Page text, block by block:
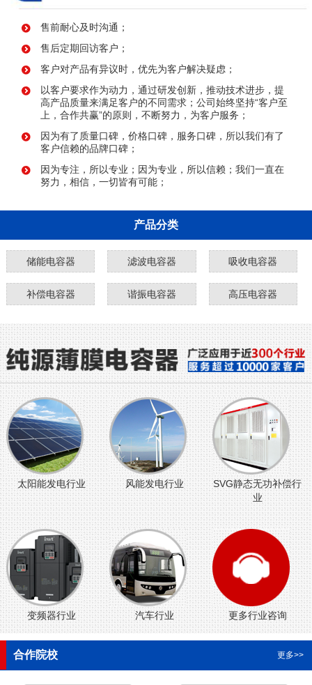
售前耐心及时沟通；
售后定期回访客户；
客户对产品有异议时，优先为客户解决疑虑；
以客户要求作为动力，通过研发创新，推动技术进步，提
高产品质量来满足客户的不同需求；公司始终坚持“客户至
上，合作共赢”的原则，不断努力，为客户服务；
因为有了质量口碑，价格口碑，服务口碑，所以我们有了
客户信赖的品牌口碑；
因为专注，所以专业；因为专业，所以信赖；我们一直在
努力，相信，一切皆有可能；
产品分类
储能电容器 滤波电容器 吸收电容器
补偿电容器 谐振电容器 高压电容器
太阳能发电行业 风能发电行业
SVG静态无功补偿行
业
变频器行业 汽车行业 更多行业咨询
合作院校 更多>>